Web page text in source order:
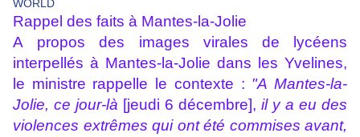
Rappel des faits à Mantes-la-Jolie
A propos des images virales de lycéens
interpellés à Mantes-la-Jolie dans les Yvelines,
le ministre rappelle le contexte : "A Mantes-la-
Jolie, ce jour-là [jeudi 6 décembre], il y a eu des
violences extrêmes qui ont été commises avant,